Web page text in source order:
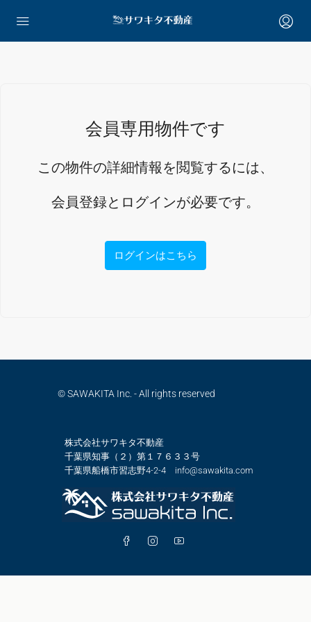
会員専用物件です
この物件の詳細情報を閲覧するには、
会員登録とログインが必要です。
ログインはこちら
© SAWAKITA Inc. - All rights reserved
株式会社サワキタ不動産
千葉県知事（２）第１７６３３号
千葉県船橋市習志野4-2-4 info@sawakita.com